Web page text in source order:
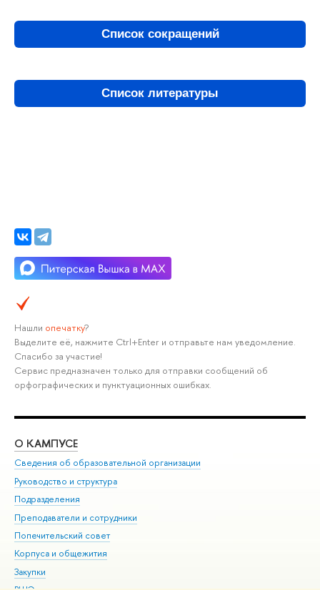
Список сокращений
Список литературы
Нашли опечатку?
Выделите её, нажмите Ctrl+Enter и отправьте нам уведомление.
Спасибо за участие!
Сервис предназначен только для отправки сообщений об
орфографических и пунктуационных ошибках.
О КАМПУСЕ
Сведения об образовательной организации
Руководство и структура
Подразделения
Преподаватели и сотрудники
Попечительский совет
Корпуса и общежития
Закупки